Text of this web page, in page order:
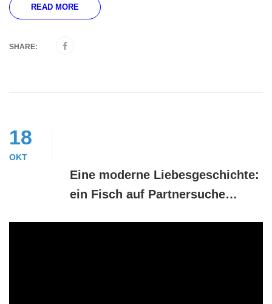
READ MORE
SHARE:
18
OKT
Eine moderne Liebesgeschichte:
ein Fisch auf Partnersuche…